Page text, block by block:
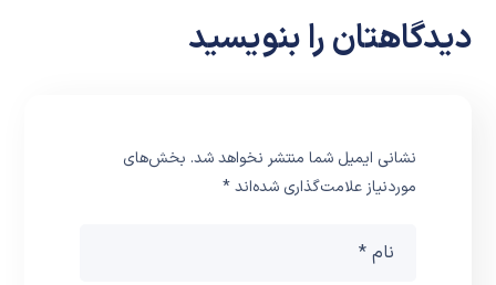
دیدگاهتان را بنویسید
نشانی ایمیل شما منتشر نخواهد شد. بخش‌های
موردنیاز علامت‌گذاری شده‌اند*